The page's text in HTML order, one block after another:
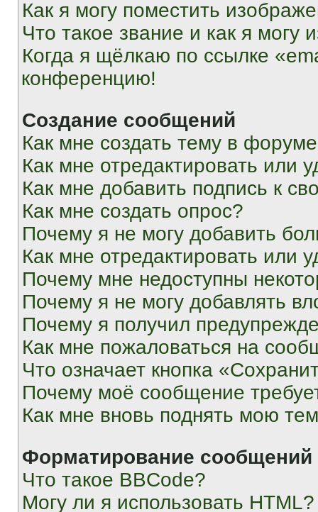
Как я могу поместить
Что такое звание и как я могу
Когда я щёлкаю по ссылке
конференцию!
Создание сообщений
Как мне создать тему в
Как мне отредактировать или
Как мне добавить подпись к
Как мне создать опрос?
Почему я не могу добавить
Как мне отредактировать или
Почему мне недоступны
Почему я не могу добавлять
Почему я получил
Как мне пожаловаться на
Что означает кнопка
Почему моё сообщение
Как мне вновь поднять мою
Форматирование
Что такое BBCode?
Могу ли я использовать HTML?